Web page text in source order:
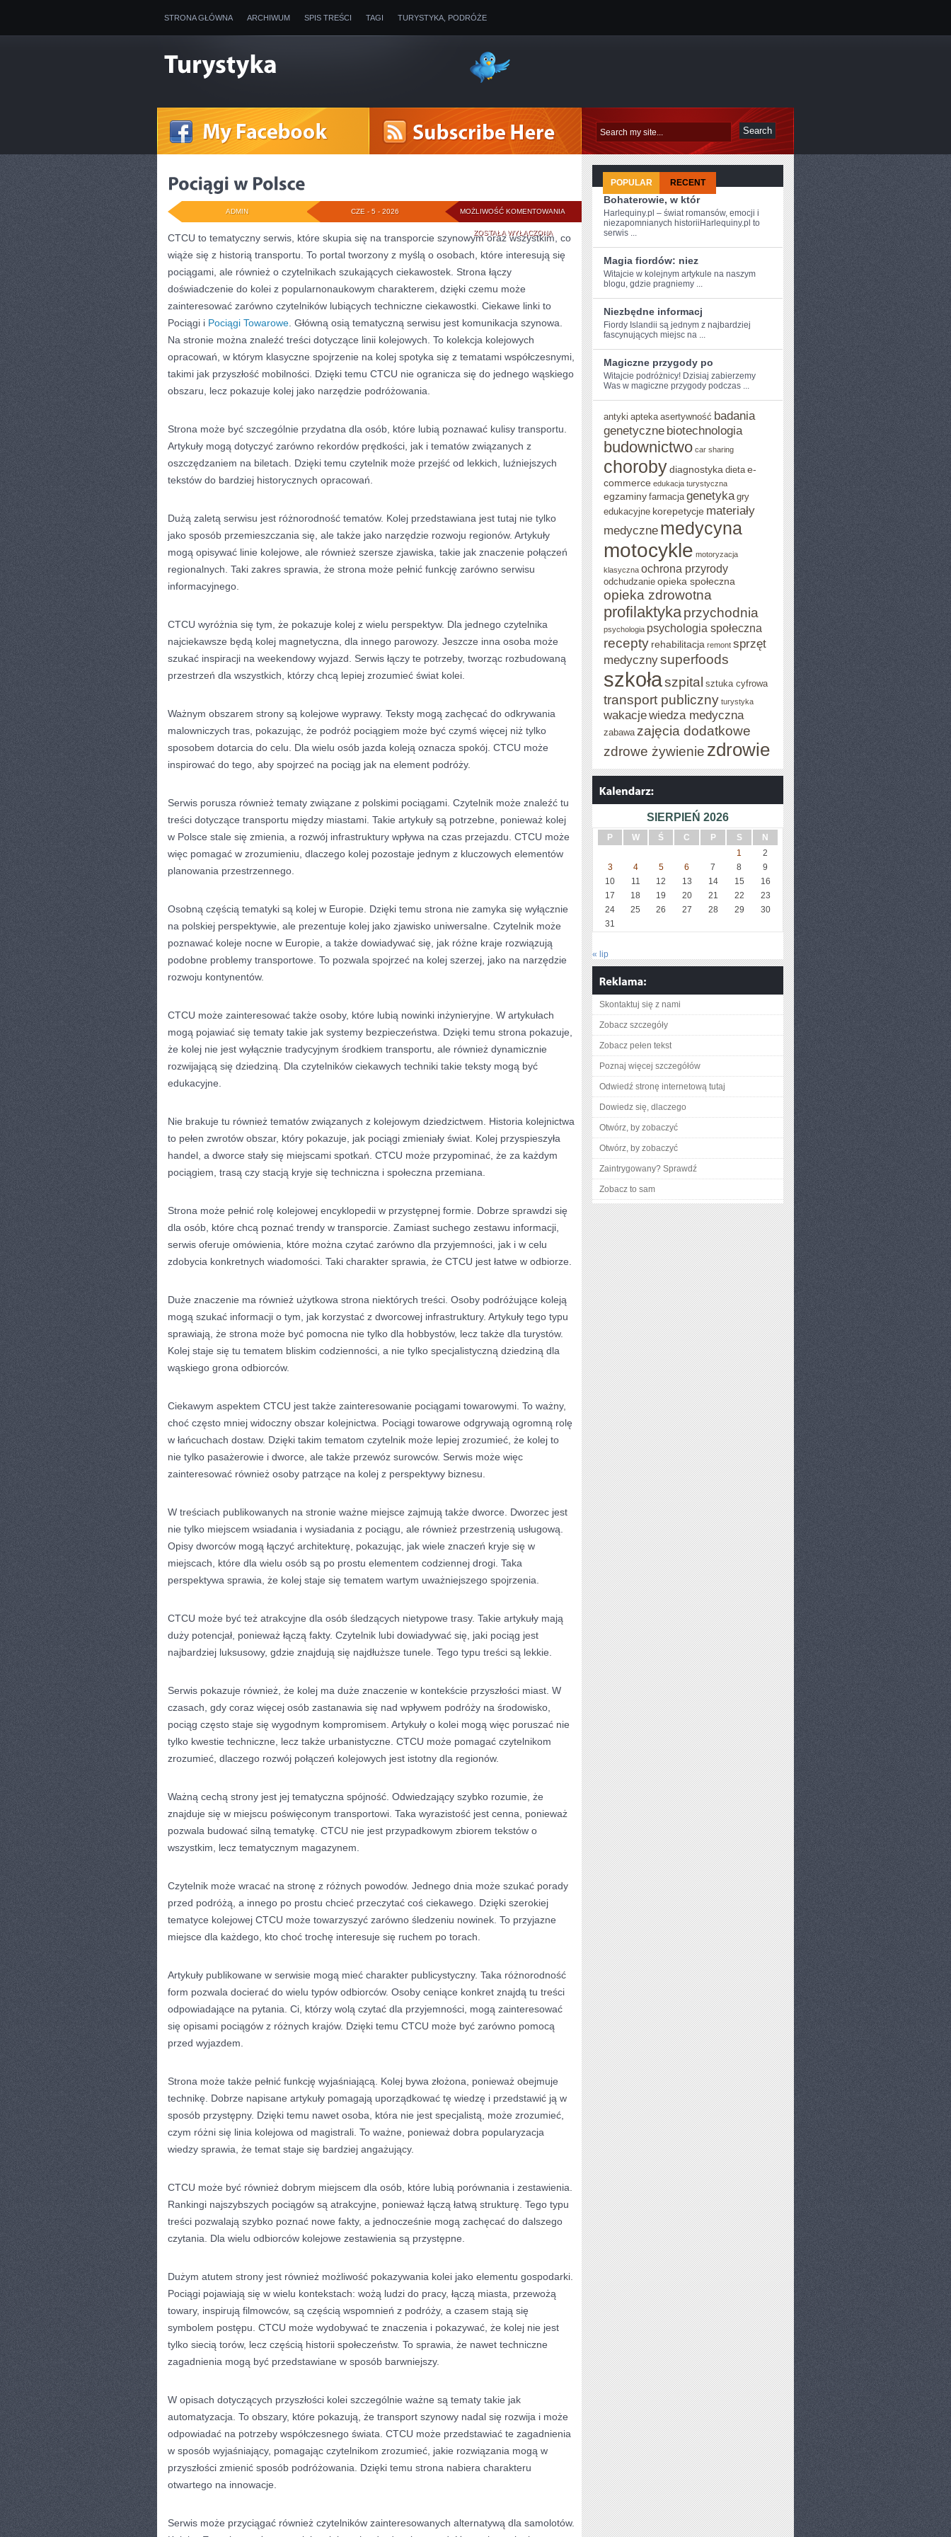
STRONA GŁÓWNA ARCHIWUM SPIS TREŚCI TAGI TURYSTYKA, PODRÓŻE
MOŻLIWOŚĆ KOMENTOWANIA POCIĄGI
POLSCE
ZOSTAŁA WYŁĄCZONA
CZE - 5 - 2026
ADMIN
CTCU to tematyczny serwis, które skupia się na transporcie szynowym oraz wszystkim, co
wiąże się z historią transportu. To portal tworzony z myślą o osobach, które interesują się
pociągami, ale również o czytelnikach szukających ciekawostek. Strona łączy
doświadczenie do kolei z popularnonaukowym charakterem, dzięki czemu może
zainteresować zarówno czytelników lubiących techniczne ciekawostki. Ciekawe linki to
Pociągi i Pociągi Towarowe . Główną osią tematyczną serwisu jest komunikacja szynowa.
Na stronie można znaleźć treści dotyczące linii kolejowych. To kolekcja kolejowych
opracowań, w którym klasyczne spojrzenie na kolej spotyka się z tematami współczesnymi,
takimi jak przyszłość mobilności. Dzięki temu CTCU nie ogranicza się do jednego wąskiego
obszaru, lecz pokazuje kolej jako narzędzie podróżowania.
Strona może być szczególnie przydatna dla osób, które lubią poznawać kulisy transportu.
Artykuły mogą dotyczyć zarówno rekordów prędkości, jak i tematów związanych z
oszczędzaniem na biletach. Dzięki temu czytelnik może przejść od lekkich, luźniejszych
tekstów do bardziej historycznych opracowań.
Dużą zaletą serwisu jest różnorodność tematów. Kolej przedstawiana jest tutaj nie tylko
jako sposób przemieszczania się, ale także jako narzędzie rozwoju regionów. Artykuły
mogą opisywać linie kolejowe, ale również szersze zjawiska, takie jak znaczenie połączeń
regionalnych. Taki zakres sprawia, że strona może pełnić funkcję zarówno serwisu
informacyjnego.
CTCU wyróżnia się tym, że pokazuje kolej z wielu perspektyw. Dla jednego czytelnika
najciekawsze będą kolej magnetyczna, dla innego parowozy. Jeszcze inna osoba może
szukać inspiracji na weekendowy wyjazd. Serwis łączy te potrzeby, tworząc rozbudowaną
przestrzeń dla wszystkich, którzy chcą lepiej zrozumieć świat kolei.
Ważnym obszarem strony są kolejowe wyprawy. Teksty mogą zachęcać do odkrywania
malowniczych tras, pokazując, że podróż pociągiem może być czymś więcej niż tylko
sposobem dotarcia do celu. Dla wielu osób jazda koleją oznacza spokój. CTCU może
inspirować do tego, aby spojrzeć na pociąg jak na element podróży.
Serwis porusza również tematy związane z polskimi pociągami. Czytelnik może znaleźć tu
treści dotyczące transportu między miastami. Takie artykuły są potrzebne, ponieważ kolej
w Polsce stale się zmienia, a rozwój infrastruktury wpływa na czas przejazdu. CTCU może
więc pomagać w zrozumieniu, dlaczego kolej pozostaje jednym z kluczowych elementów
planowania przestrzennego.
Osobną częścią tematyki są kolej w Europie. Dzięki temu strona nie zamyka się wyłącznie
na polskiej perspektywie, ale prezentuje kolej jako zjawisko uniwersalne. Czytelnik może
poznawać koleje nocne w Europie, a także dowiadywać się, jak różne kraje rozwiązują
podobne problemy transportowe. To pozwala spojrzeć na kolej szerzej, jako na narzędzie
rozwoju kontynentów.
CTCU może zainteresować także osoby, które lubią nowinki inżynieryjne. W artykułach
mogą pojawiać się tematy takie jak systemy bezpieczeństwa. Dzięki temu strona pokazuje,
że kolej nie jest wyłącznie tradycyjnym środkiem transportu, ale również dynamicznie
rozwijającą się dziedziną. Dla czytelników ciekawych techniki takie teksty mogą być
edukacyjne.
Nie brakuje tu również tematów związanych z kolejowym dziedzictwem. Historia kolejnictwa
to pełen zwrotów obszar, który pokazuje, jak pociągi zmieniały świat. Kolej przyspieszyła
handel, a dworce stały się miejscami spotkań. CTCU może przypominać, że za każdym
pociągiem, trasą czy stacją kryje się techniczna i społeczna przemiana.
Strona może pełnić rolę kolejowej encyklopedii w przystępnej formie. Dobrze sprawdzi się
dla osób, które chcą poznać trendy w transporcie. Zamiast suchego zestawu informacji,
serwis oferuje omówienia, które można czytać zarówno dla przyjemności, jak i w celu
zdobycia konkretnych wiadomości. Taki charakter sprawia, że CTCU jest łatwe w odbiorze.
Duże znaczenie ma również użytkowa strona niektórych treści. Osoby podróżujące koleją
mogą szukać informacji o tym, jak korzystać z dworcowej infrastruktury. Artykuły tego typu
sprawiają, że strona może być pomocna nie tylko dla hobbystów, lecz także dla turystów.
Kolej staje się tu tematem bliskim codzienności, a nie tylko specjalistyczną dziedziną dla
wąskiego grona odbiorców.
Ciekawym aspektem CTCU jest także zainteresowanie pociągami towarowymi. To ważny,
choć często mniej widoczny obszar kolejnictwa. Pociągi towarowe odgrywają ogromną rolę
w łańcuchach dostaw. Dzięki takim tematom czytelnik może lepiej zrozumieć, że kolej to
nie tylko pasażerowie i dworce, ale także przewóz surowców. Serwis może więc
zainteresować również osoby patrzące na kolej z perspektywy biznesu.
W treściach publikowanych na stronie ważne miejsce zajmują także dworce. Dworzec jest
nie tylko miejscem wsiadania i wysiadania z pociągu, ale również przestrzenią usługową.
Opisy dworców mogą łączyć architekturę, pokazując, jak wiele znaczeń kryje się w
miejscach, które dla wielu osób są po prostu elementem codziennej drogi. Taka
perspektywa sprawia, że kolej staje się tematem wartym uważniejszego spojrzenia.
CTCU może być też atrakcyjne dla osób śledzących nietypowe trasy. Takie artykuły mają
duży potencjał, ponieważ łączą fakty. Czytelnik lubi dowiadywać się, jaki pociąg jest
najbardziej luksusowy, gdzie znajdują się najdłuższe tunele. Tego typu treści są lekkie.
Serwis pokazuje również, że kolej ma duże znaczenie w kontekście przyszłości miast. W
czasach, gdy coraz więcej osób zastanawia się nad wpływem podróży na środowisko,
pociąg często staje się wygodnym kompromisem. Artykuły o kolei mogą więc poruszać nie
tylko kwestie techniczne, lecz także urbanistyczne. CTCU może pomagać czytelnikom
zrozumieć, dlaczego rozwój połączeń kolejowych jest istotny dla regionów.
Ważną cechą strony jest jej tematyczna spójność. Odwiedzający szybko rozumie, że
znajduje się w miejscu poświęconym transportowi. Taka wyrazistość jest cenna, ponieważ
pozwala budować silną tematykę. CTCU nie jest przypadkowym zbiorem tekstów o
wszystkim, lecz tematycznym magazynem.
Czytelnik może wracać na stronę z różnych powodów. Jednego dnia może szukać porady
przed podróżą, a innego po prostu chcieć przeczytać coś ciekawego. Dzięki szerokiej
tematyce kolejowej CTCU może towarzyszyć zarówno śledzeniu nowinek. To przyjazne
miejsce dla każdego, kto choć trochę interesuje się ruchem po torach.
Artykuły publikowane w serwisie mogą mieć charakter publicystyczny. Taka różnorodność
form pozwala docierać do wielu typów odbiorców. Osoby ceniące konkret znajdą tu treści
odpowiadające na pytania. Ci, którzy wolą czytać dla przyjemności, mogą zainteresować
się opisami pociągów z różnych krajów. Dzięki temu CTCU może być zarówno pomocą
przed wyjazdem.
Strona może także pełnić funkcję wyjaśniającą. Kolej bywa złożona, ponieważ obejmuje
technikę. Dobrze napisane artykuły pomagają uporządkować tę wiedzę i przedstawić ją w
sposób przystępny. Dzięki temu nawet osoba, która nie jest specjalistą, może zrozumieć,
czym różni się linia kolejowa od magistrali. To ważne, ponieważ dobra popularyzacja
wiedzy sprawia, że temat staje się bardziej angażujący.
CTCU może być również dobrym miejscem dla osób, które lubią porównania i zestawienia.
Rankingi najszybszych pociągów są atrakcyjne, ponieważ łączą łatwą strukturę. Tego typu
treści pozwalają szybko poznać nowe fakty, a jednocześnie mogą zachęcać do dalszego
czytania. Dla wielu odbiorców kolejowe zestawienia są przystępne.
Dużym atutem strony jest również możliwość pokazywania kolei jako elementu gospodarki.
Pociągi pojawiają się w wielu kontekstach: wożą ludzi do pracy, łączą miasta, przewożą
towary, inspirują filmowców, są częścią wspomnień z podróży, a czasem stają się
symbolem postępu. CTCU może wydobywać te znaczenia i pokazywać, że kolej nie jest
tylko siecią torów, lecz częścią historii społeczeństw. To sprawia, że nawet techniczne
zagadnienia mogą być przedstawiane w sposób barwniejszy.
W opisach dotyczących przyszłości kolei szczególnie ważne są tematy takie jak
automatyzacja. To obszary, które pokazują, że transport szynowy nadal się rozwija i może
odpowiadać na potrzeby współczesnego świata. CTCU może przedstawiać te zagadnienia
w sposób wyjaśniający, pomagając czytelnikom zrozumieć, jakie rozwiązania mogą w
przyszłości zmienić sposób podróżowania. Dzięki temu strona nabiera charakteru
otwartego na innowacje.
Serwis może przyciągać również czytelników zainteresowanych alternatywą dla samolotów.
POPULAR RECENT
Bohaterowie, w któr
Harlequiny.pl – świat romansów, emocji i
niezapomnianych historiiHarlequiny.pl to
serwis ...
Magia fiordów: niez
Witajcie⁣ w kolejnym ⁢artykule na​ naszym
blogu, ​gdzie pragniemy ...
Niezbędne informacj
Fiordy Islandii są jednym z najbardziej
fascynujących miejsc na ...
Magiczne przygody po
Witajcie podróżnicy! Dzisiaj ⁣zabierzemy
Was ‌w magiczne przygody ⁤podczas ...
antyki apteka asertywność badania
genetyczne biotechnologia
budownictwo car sharing
chorobydiagnostyka dieta e-
commerce edukacja turystyczna
egzaminy farmacja genetyka gry
edukacyjne korepetycje materiały
medyczne medycyna
motocykle motoryzacja
klasyczna ochrona przyrody
odchudzanie opieka społeczna
opieka zdrowotna
profilaktykaprzychodnia
psychologia psychologia społeczna
recepty rehabilitacja remont sprzęt
medycznysuperfoods
szkołaszpital sztuka cyfrowa
transport publiczny turystyka
wakacjewiedza medyczna
zabawa zajęcia dodatkowe
zdrowe żywienie zdrowie
SIERPIEŃ 2026
P W Ś C P S
N
1
2
3
4 5 6 7 8
9
10
11 12 13 14 15
16
17
18 19 20 21 22
23
24
25 26 27 28 29
30
31
« lip
Skontaktuj się z nami
Zobacz szczegóły
Zobacz pełen tekst
Poznaj więcej szczegółów
Odwiedź stronę internetową tutaj
Dowiedz się, dlaczego
Otwórz, by zobaczyć
Otwórz, by zobaczyć
Zaintrygowany? Sprawdź
Zobacz to sam